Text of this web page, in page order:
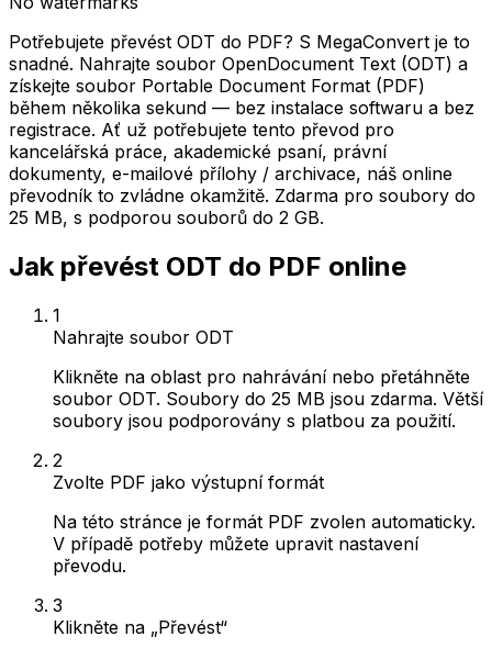
Potřebujete převést ODT do PDF? S MegaConvert je to
snadné. Nahrajte soubor OpenDocument Text (ODT) a
získejte soubor Portable Document Format (PDF)
během několika sekund — bez instalace softwaru a bez
registrace. Ať už potřebujete tento převod pro
kancelářská práce, akademické psaní, právní
dokumenty, e-mailové přílohy / archivace, náš online
převodník to zvládne okamžitě. Zdarma pro soubory do
25 MB, s podporou souborů do 2 GB.
Jak převést ODT do PDF online
1
Nahrajte soubor ODT
Klikněte na oblast pro nahrávání nebo přetáhněte
soubor ODT. Soubory do 25 MB jsou zdarma. Větší
soubory jsou podporovány s platbou za použití.
2
Zvolte PDF jako výstupní formát
Na této stránce je formát PDF zvolen automaticky.
V případě potřeby můžete upravit nastavení
převodu.
3
Klikněte na „Převést“